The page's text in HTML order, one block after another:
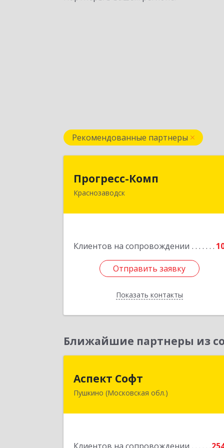
Рекомендованные партнеры
Прогресс-Комп
Краснозаводск
Клиентов на сопровождении
Отправить заявку
Показать контакты
141321, Московская обл, Сергиево-
Отправить заявку
Назад
Ближайшие партнеры из
Аспект Софт
Пушкино (Московская обл.)
141205, Московская обл, Пушкинский